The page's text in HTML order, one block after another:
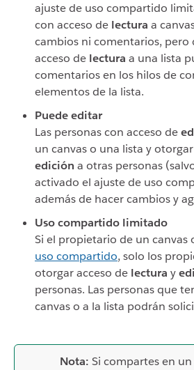
ajuste de uso compartido
con acceso de lectura a
cambios ni comentarios, pero
acceso de lectura a una lista
comentarios en los hilos de
elementos de la lista.
Puede editar
Las personas con acceso de
un canvas o una lista y
edición a otras personas
activado el ajuste de uso
además de hacer cambios y
Uso compartido limitado
Si el propietario de un canvas
uso compartido, solo los
otorgar acceso de lectura y
personas. Las personas que
canvas o a la lista podrán
Nota: Si compartes en